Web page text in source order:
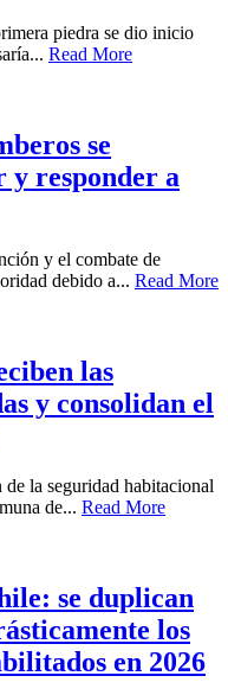
piedra se dio inicio
Read More
se
responder a
y el combate de
debido a... Read More
las
y consolidan el
la seguridad habitacional
de... Read More
se duplican
los
en 2026